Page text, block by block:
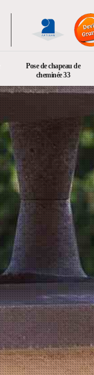
Pose de chapeau de
cheminée 33